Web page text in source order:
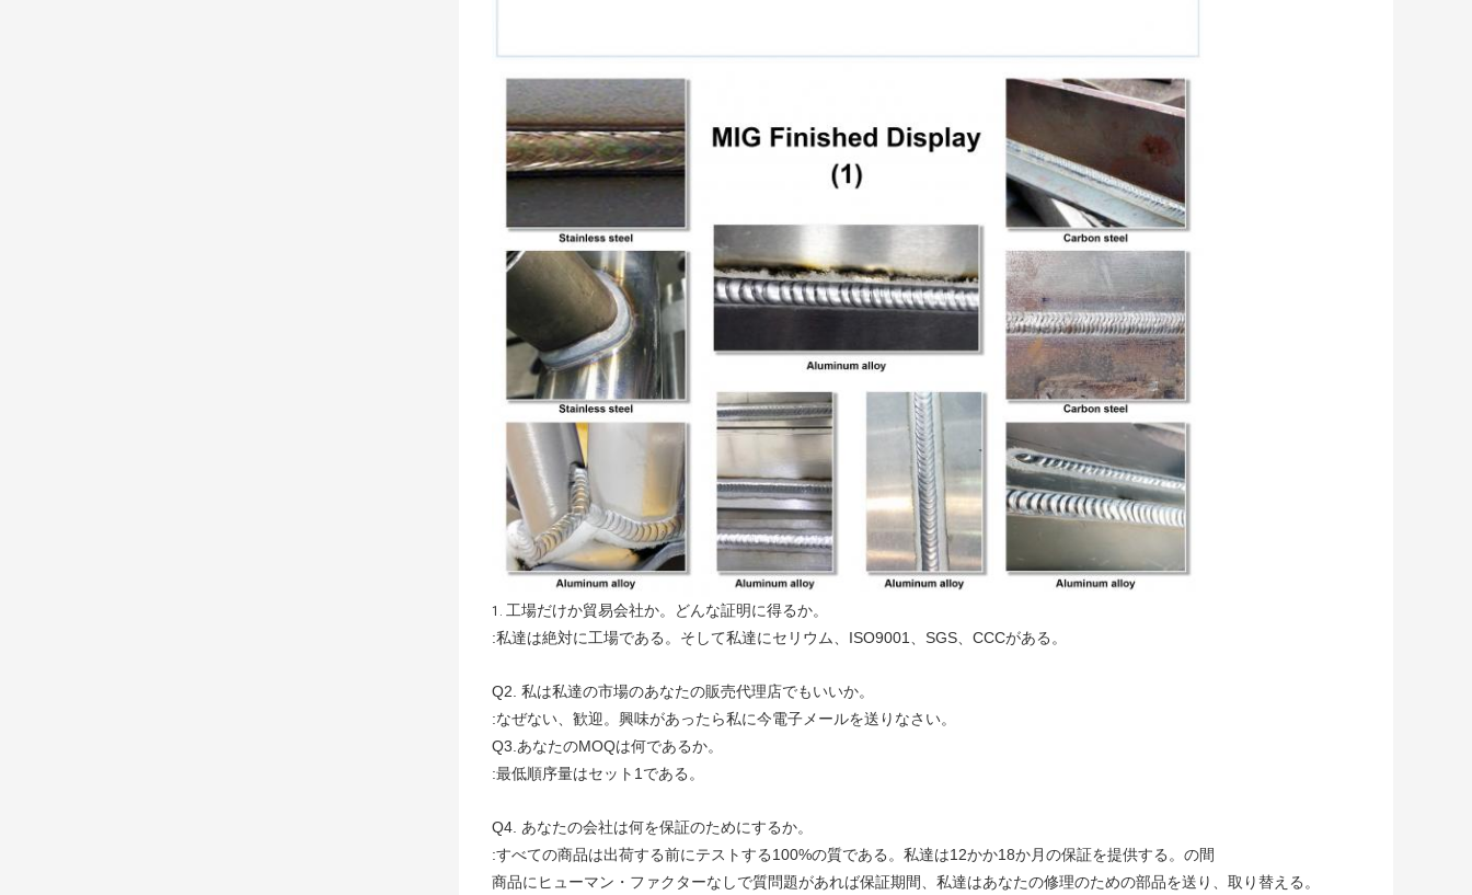
1. 工場だけか貿易会社か。どんな証明に得るか。
:私達は絶対に工場である。そして私達にセリウム、ISO9001、SGS、CCCがある。
Q2. 私は私達の市場のあなたの販売代理店でもいいか。
:なぜない、歓迎。興味があったら私に今電子メールを送りなさい。
Q3.あなたのMOQは何であるか。
:最低順序量はセット1である。
Q4. あなたの会社は何を保証のためにするか。
:すべての商品は出荷する前にテストする100%の質である。私達は12かか18か月の保証を提供する。の間
商品にヒューマン・ファクターなしで質問題があれば保証期間、私達はあなたの修理のための部品を送り、取り替える。